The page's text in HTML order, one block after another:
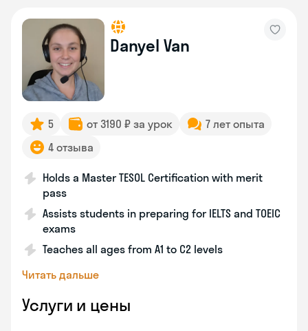
Danyel Van
5 от 3190 ₽ за урок
7 лет опыта
4 отзыва
Holds a Master TESOL Certification with merit
pass
Assists students in preparing for IELTS and TOEIC
exams
Teaches all ages from A1 to C2 levels
Читать дальше
Услуги и цены